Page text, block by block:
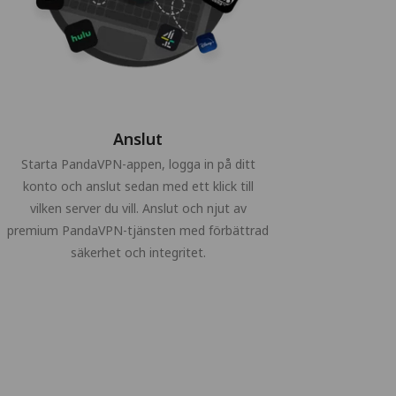
Anslut
Starta PandaVPN-appen, logga in på ditt
konto och anslut sedan med ett klick till
vilken server du vill. Anslut och njut av
premium PandaVPN-tjänsten med förbättrad
säkerhet och integritet.